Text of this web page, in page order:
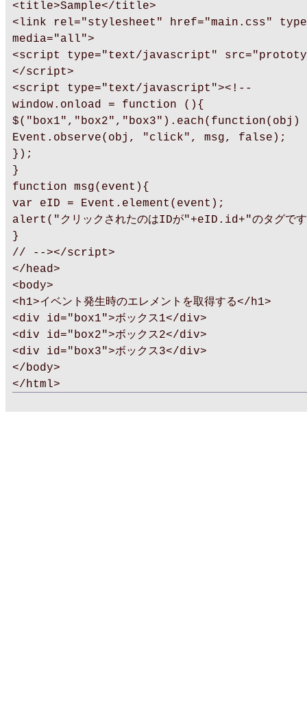
<title>Sample</title>
<link rel="stylesheet" href="main.css"
media="all">
<script type="text/javascript"
</script>
<script type="text/javascript"><!--
window.onload = function (){
$("box1","box2","box3").each(function(obj)
Event.observe(obj, "click", msg, false);
});
}
function msg(event){
var eID = Event.element(event);
alert("クリックされたのはIDが"+eID.id+"のタグで
}
// --></script>
</head>
<body>
<h1>イベント発生時のエレメントを取得する</h1>
<div id="box1">ボックス1</div>
<div id="box2">ボックス2</div>
<div id="box3">ボックス3</div>
</body>
</html>